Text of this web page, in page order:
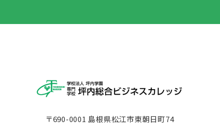
〒690-0001 島根県松江市東朝日町74